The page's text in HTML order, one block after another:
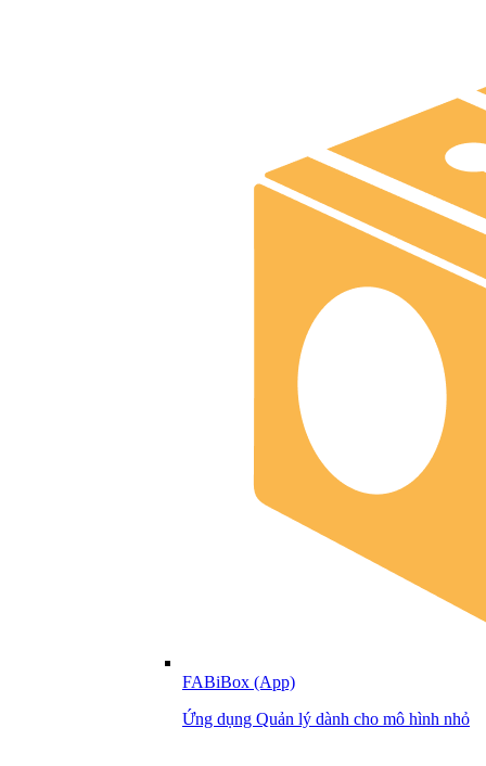
FABiBox (App)
Ứng dụng Quản lý dành cho mô hình nhỏ